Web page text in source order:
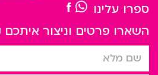
ספרו עלינו
השארו פרטים וניצור
שם מלא